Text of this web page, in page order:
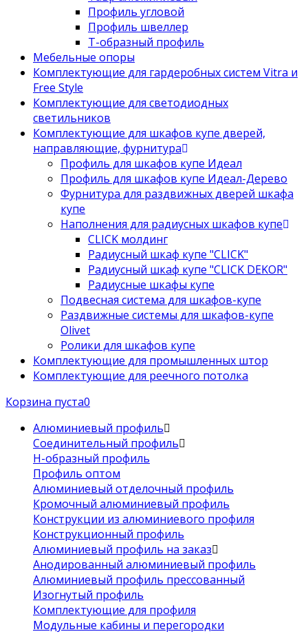
Профиль угловой
Профиль швеллер
Т-образный профиль
Мебельные опоры
Комплектующие для гардеробных систем Vitra и
Free Style
Комплектующие для светодиодных
светильников
Комплектующие для шкафов купе дверей,
направляющие, фурнитура
Профиль для шкафов купе Идеал
Профиль для шкафов купе Идеал-Дерево
Фурнитура для раздвижных дверей шкафа
купе
Наполнения для радиусных шкафов купе
CLICK молдинг
Радиусный шкаф купе "CLICK"
Радиусный шкаф купе "CLICK DEKOR"
Радиусные шкафы купе
Подвесная система для шкафов-купе
Раздвижные системы для шкафов-купе
Olivet
Ролики для шкафов купе
Комплектующие для промышленных штор
Комплектующие для реечного потолка
Корзина пуста0
Алюминиевый профиль
Соединительный профиль
Н-образный профиль
Профиль оптом
Алюминиевый отделочный профиль
Кромочный алюминиевый профиль
Конструкции из алюминиевого профиля
Конструкционный профиль
Алюминиевый профиль на заказ
Анодированный алюминиевый профиль
Алюминиевый профиль прессованный
Изогнутый профиль
Комплектующие для профиля
Модульные кабины и перегородки